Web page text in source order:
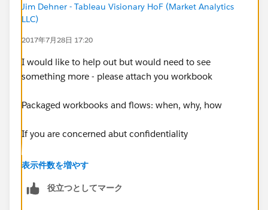
Jim Dehner - Tableau Visionary HoF (Market Analytics
LLC)
2017年7月28日 17:20
I would like to help out but would need to see
something more - please attach you workbook
Packaged workbooks and flows: when, why, how
If you are concerned abut confidentiality
Anonymize your Tableau Package Data for Sharing
Thanks
表示件数を増やす
役立つとしてマーク